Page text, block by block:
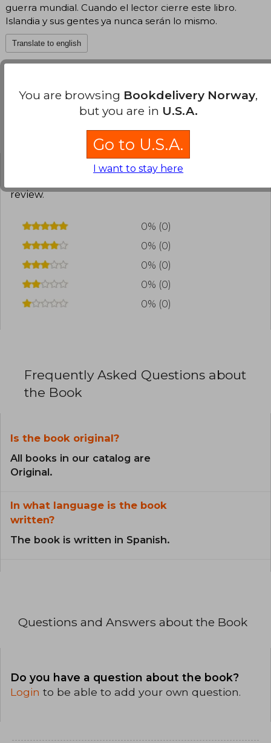
guerra mundial. Cuando el lector cierre este libro.
Islandia y sus gentes ya nunca serán lo mismo.
Translate to english
Customers reviews
review.
0% (0)
0% (0)
0% (0)
0% (0)
0% (0)
Frequently Asked Questions about
the Book
Is the book original?
All books in our catalog are
Original.
In what language is the book
written?
The book is written in Spanish.
Questions and Answers about the Book
Do you have a question about the book?
Login to be able to add your own question.
You are browsing Bookdelivery Norway,
but you are in U.S.A.
Go to U.S.A.
I want to stay here